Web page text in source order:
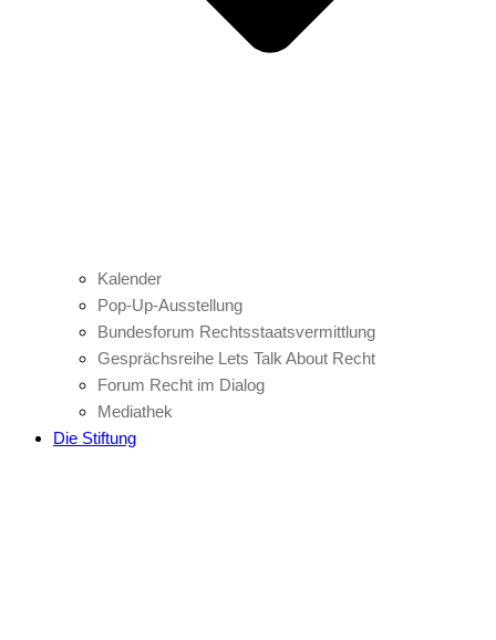
Kalender
Pop-Up-Ausstellung
Bundesforum Rechtsstaatsvermittlung
Gesprächsreihe Lets Talk About Recht
Forum Recht im Dialog
Mediathek
Die Stiftung